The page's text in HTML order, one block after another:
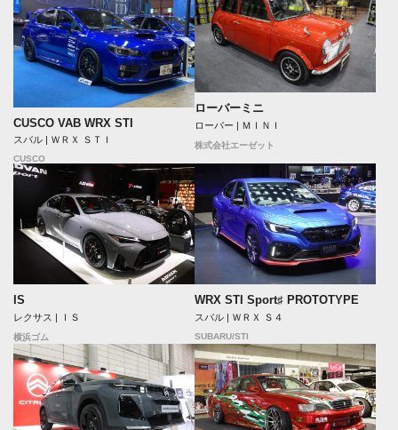
CUSCO VAB WRX STI
スバル | ＷＲＸ ＳＴＩ
CUSCO
ローバーミニ
ローバー | ＭＩＮＩ
株式会社エーゼット
IS
レクサス | ＩＳ
横浜ゴム
WRX STI Sport♯ PROTOTYPE
スバル | ＷＲＸ Ｓ４
SUBARU/STI